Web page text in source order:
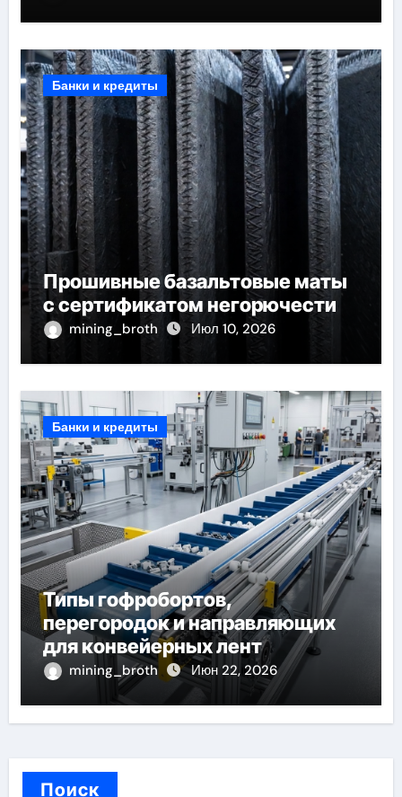
Банки и кредиты
Прошивные базальтовые маты
с сертификатом негорючести
mining_broth Июл 10, 2026
Банки и кредиты
Типы гофробортов,
перегородок и направляющих
для конвейерных лент
mining_broth Июн 22, 2026
Поиск